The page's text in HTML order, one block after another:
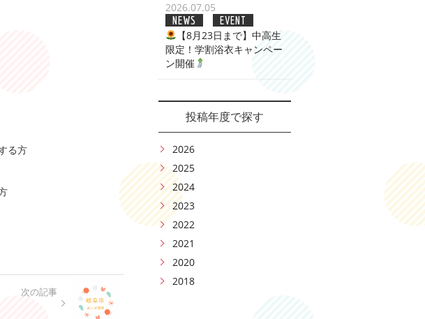
る方
次の記事
2026.07.05
NEWS EVENT
【8月23日まで】中高生
限定！学割浴衣キャンペー
ン開催
投稿年度で探す
2026
2025
2024
2023
2022
2021
2020
2018